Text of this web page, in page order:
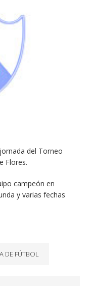
del Torneo
Flores.
campeón en
y varias fechas
DE FÚTBOL